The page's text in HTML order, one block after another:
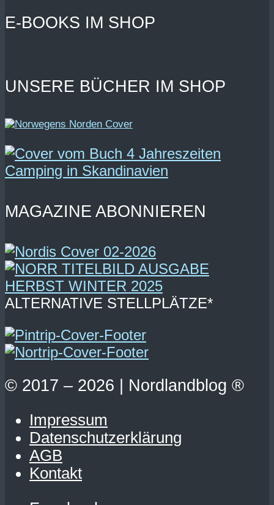
E-BOOKS IM SHOP
UNSERE BÜCHER IM SHOP
MAGAZINE ABONNIEREN
ALTERNATIVE STELLPLÄTZE*
© 2017 – 2026 | Nordlandblog ®
Impressum
Datenschutzerklärung
AGB
Kontakt